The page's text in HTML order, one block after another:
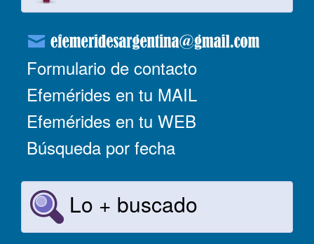
Formulario de contacto
Efemérides en tu MAIL
Efemérides en tu WEB
Búsqueda por fecha
Lo + buscado